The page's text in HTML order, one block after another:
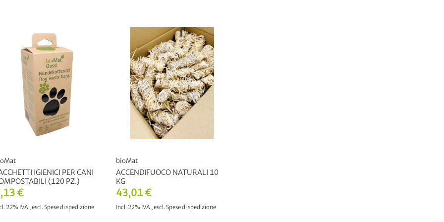
€
22% IVA , escl. Spese di spedizione
IGIENICI PER CANI
(120 PZ.)
43,01 €
Incl. 22% IVA , escl. Spese di spedizione
bioMat
ACCENDIFUOCO NATURALI 10
KG